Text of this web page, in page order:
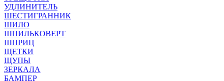
УДЛИНИТЕЛЬ
ШЕСТИГРАННИК
ШИЛО
ШПИЛЬКОВЕРТ
ШПРИЦ
ЩЕТКИ
ЩУПЫ
ЗЕРКАЛА
БАМПЕР